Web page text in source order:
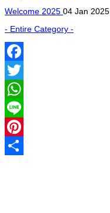
Welcome 2025 04 Jan 2025
- Entire Category -
Facebook
Twitter
WhatsApp
Line
Pinterest